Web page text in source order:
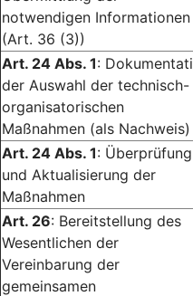
notwendigen Informationen
(Art. 36 (3))
Art. 24 Abs. 1:
der Auswahl der technisch-
organisatorischen
Maßnahmen (als Nachweis)
Art. 24 Abs. 1: Überprüfung
und Aktualisierung der
Maßnahmen
Art. 26: Bereitstellung des
Wesentlichen der
Vereinbarung der
gemeinsamen